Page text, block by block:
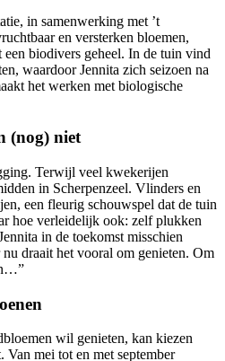
in samenwerking met ’t
en versterken bloemen,
een biodivers geheel. In de tuin vind
waardoor Jennita zich seizoen na
het werken met biologische
(nog) niet
Terwijl veel kwekerijen
in Scherpenzeel. Vlinders en
een fleurig schouwspel dat de tuin
hoe verleidelijk ook: zelf plukken
in de toekomst misschien
draait het vooral om genieten. Om
wil genieten, kan kiezen
Van mei tot en met september